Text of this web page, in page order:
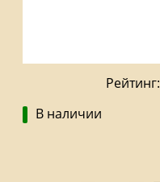
Рейтинг:
В наличии